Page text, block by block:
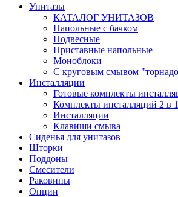
Унитазы
КАТАЛОГ УНИТАЗОВ
Напольные с бачком
Подвесные
Приставные напольные
Моноблоки
С круговым смывом
Инсталляции
Готовые комплекты
Комплекты инсталляций 2 в 1
Инсталляции
Клавиши смыва
Сиденья для унитазов
Шторки
Поддоны
Смесители
Раковины
Опции